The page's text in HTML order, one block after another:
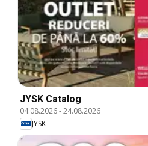
JYSK Catalog
04.08.2026-24.08.2026
JYSK